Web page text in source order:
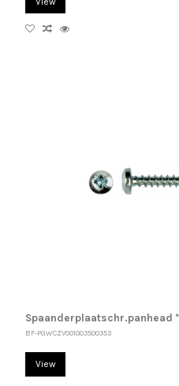
Spaanderplaatschr.panhead
BF-PGWCZV001003500353
View